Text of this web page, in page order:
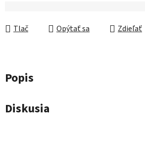
Tlač Opýtať sa Zdieľať
Popis
Diskusia